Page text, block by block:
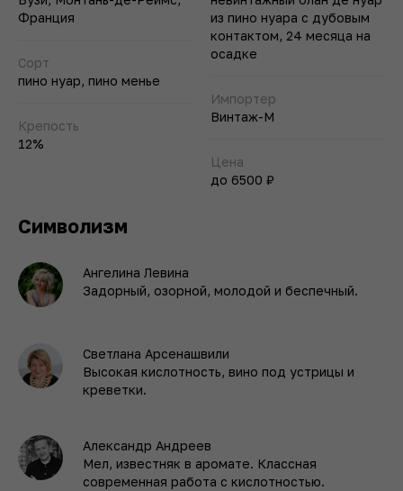
Франция
Сорт
пино нуар, пино менье
Крепость
12%
из пино нуара с дубовым
контактом, 24 месяца на
осадке
Импортер
Винтаж-М
Цена
до 6500 ₽
Символизм
Ангелина Левина
Задорный, озорной, молодой и беспечный.
Светлана Арсенашвили
Высокая кислотность, вино под устрицы и
креветки.
Александр Андреев
Мел, известняк в аромате. Классная
современная работа с кислотностью.